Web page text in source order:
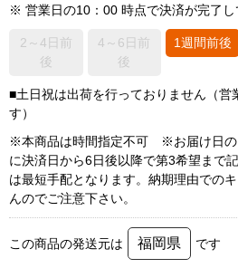
※ 営業日の10：00 時点で決済が完了
2～4日前
後
4～6日前
後
1週間前後
■土日祝は出荷を行っておりません（営
す）
※本商品は時間指定不可 ※お届け日の
に決済日から6日後以降で第3希望まで
は最短手配となります。納期理由での
んのでご注意下さい。
この商品の発送元は 福岡県 です